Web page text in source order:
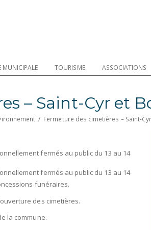
MUNICIPALE TOURISME ASSOCIATIONS
– Saint-Cyr et
/ Fermeture des cimetières – Saint-
fermés au public du 13 au 14
fermés au public du 13 au 14
funéraires.
des cimetières.
la commune.